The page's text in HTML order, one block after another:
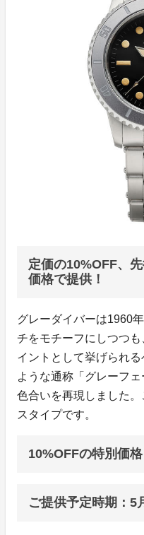
定価の10%OFF、
価格で提供！
グレーダイバーは1960
チをモチーフにしつつ
イントとして挙げられ
ような通称「グレーフ
色合いを再現しました
スタイプです。
10%OFFの特別価
ご提供予定時期：5